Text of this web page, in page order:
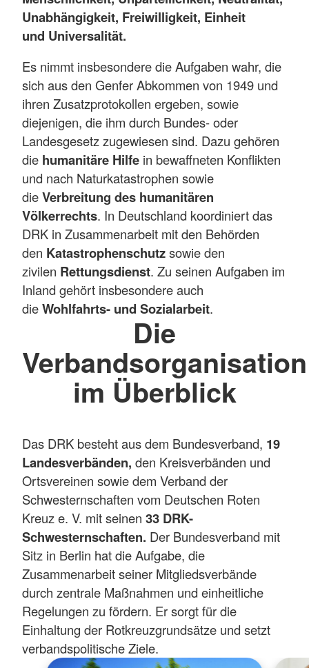
Unabhängigkeit, Freiwilligkeit, Einheit
und Universalität.
Es nimmt insbesondere die Aufgaben wahr, die
sich aus den Genfer Abkommen von 1949 und
ihren Zusatzprotokollen ergeben, sowie
diejenigen, die ihm durch Bundes- oder
Landesgesetz zugewiesen sind. Dazu gehören
die humanitäre Hilfe in bewaffneten Konflikten
und nach Naturkatastrophen sowie
dieVerbreitung des humanitären
Völkerrechts. In Deutschland koordiniert das
DRK in Zusammenarbeit mit den Behörden
den Katastrophenschutzsowie den
zivilen Rettungsdienst. Zu seinen Aufgaben im
Inland gehört insbesondere auch
dieWohlfahrts- und Sozialarbeit.
Die
Verbandsorganisation
im Überblick
Das DRK besteht aus dem Bundesverband, 19
Landesverbänden, den Kreisverbänden und
Ortsvereinen sowie dem Verband der
Schwesternschaften vom Deutschen Roten
Kreuz e. V. mit seinen 33 DRK-
Schwesternschaften. Der Bundesverband mit
Sitz in Berlin hat die Aufgabe, die
Zusammenarbeit seiner Mitgliedsverbände
durch zentrale Maßnahmen und einheitliche
Regelungen zu fördern. Er sorgt für die
Einhaltung der Rotkreuzgrundsätze und setzt
verbandspolitische Ziele.